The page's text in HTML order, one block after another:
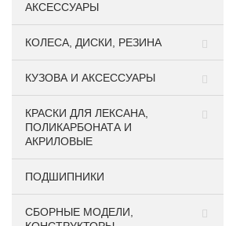
АКСЕССУАРЫ
КОЛЕСА, ДИСКИ, РЕЗИНА
КУЗОВА И АКСЕССУАРЫ
КРАСКИ ДЛЯ ЛЕКСАНА,
ПОЛИКАРБОНАТА И
АКРИЛОВЫЕ
ПОДШИПНИКИ
CБОРНЫЕ МОДЕЛИ,